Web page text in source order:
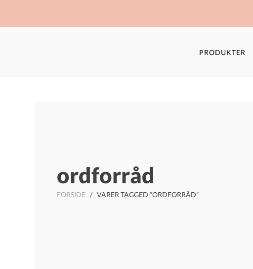
PRODUKTER
ordforråd
FORSIDE / VARER TAGGED “ORDFORRÅD”